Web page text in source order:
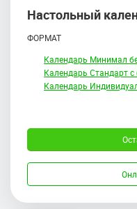
Настольный
ФОРМАТ
Календарь Минимал
Календарь Стандарт с
Календарь